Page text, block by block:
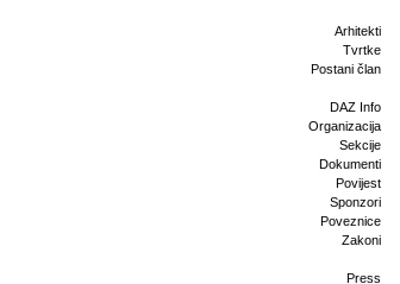
Arhitekti
Tvrtke
Postani član
DAZ Info
Organizacija
Sekcije
Dokumenti
Povijest
Sponzori
Poveznice
Zakoni
Press